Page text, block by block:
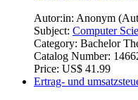
Autor:in: Anonym
Subject: Computer
Category: Bachelor
Catalog Number:
Price: US$ 41.99
Ertrag- und